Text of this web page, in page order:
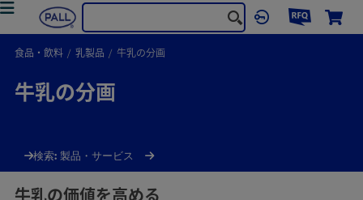
食品・飲料 乳製品 牛乳の分画
牛乳の分画
検索: 製品・サービス
牛乳の価値を高める